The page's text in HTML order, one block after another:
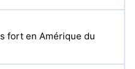
fort en Amérique du